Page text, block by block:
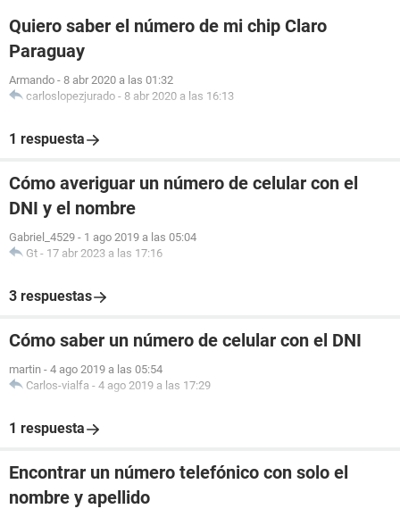
Quiero saber el número de mi chip Claro
Paraguay
Armando - 8 abr 2020 a las 01:32
carloslopezjurado - 8 abr 2020 a las 16:13
1 respuesta
Cómo averiguar un número de celular con el
DNI y el nombre
Gabriel_4529 - 1 ago 2019 a las 05:04
Gt - 17 abr 2023 a las 17:16
3 respuestas
Cómo saber un número de celular con el DNI
martin - 4 ago 2019 a las 05:54
Carlos-vialfa - 4 ago 2019 a las 17:29
1 respuesta
Encontrar un número telefónico con solo el
nombre y apellido